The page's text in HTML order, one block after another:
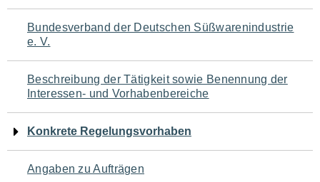
Navigation
für
den
Seiteninhalt
Bundesverband der Deutschen Süßwarenindustrie
e. V.
Beschreibung der Tätigkeit sowie Benennung der
Interessen- und Vorhabenbereiche
Konkrete Regelungsvorhaben
Angaben zu Aufträgen